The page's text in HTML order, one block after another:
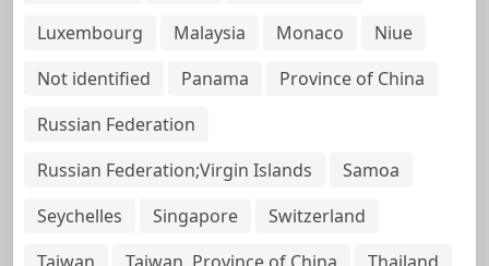
Luxembourg
Malaysia Monaco
Niue
Not identified
Panama
Province of China
Russian Federation
Russian Federation;Virgin Islands
Samoa
Seychelles
Singapore
Switzerland